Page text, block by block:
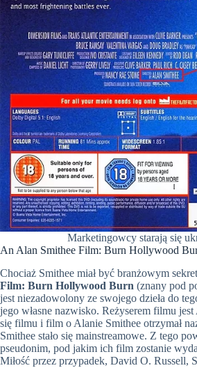
Marketingowcy starają się
An Alan Smithee Film: Burn Hollywood
Chociaż Smithee miał być branżowym
Film: Burn Hollywood Burn (znany pod
jest niezadowolony ze swojego dzieła do
jego własne nazwisko. Reżyserem filmu
się filmu i film o Alanie Smithee otrzymał
Smithee stało się mainstreamowe. Z tego
pseudonim, pod jakim ich film zostanie
Miłość przez przypadek, David O. Russell,